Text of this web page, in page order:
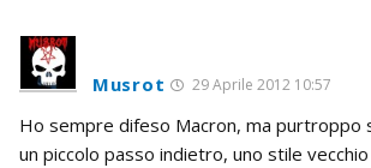
Musrot 29 Aprile 2012 10:57
Ho sempre difeso Macron, ma purtroppo
un piccolo passo indietro, uno stile